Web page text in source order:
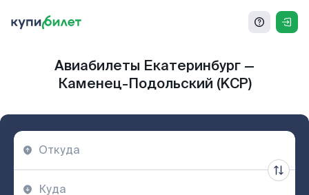
Авиабилеты Екатеринбург —
Каменец-Подольский (KCP)